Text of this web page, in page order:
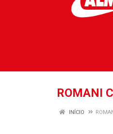
ROMANI
INÍCIO